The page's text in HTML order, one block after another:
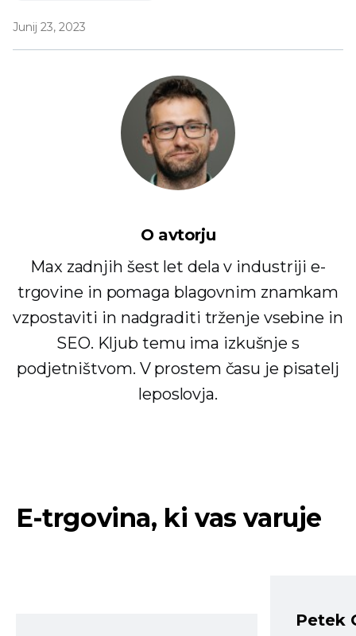
Junij 23, 2023
O avtorju
Max zadnjih šest let dela v industriji e-
trgovine in pomaga blagovnim znamkam
vzpostaviti in nadgraditi trženje vsebine in
SEO. Kljub temu ima izkušnje s
podjetništvom. V prostem času je pisatelj
leposlovja.
E-trgovina, ki vas varuje
Petek